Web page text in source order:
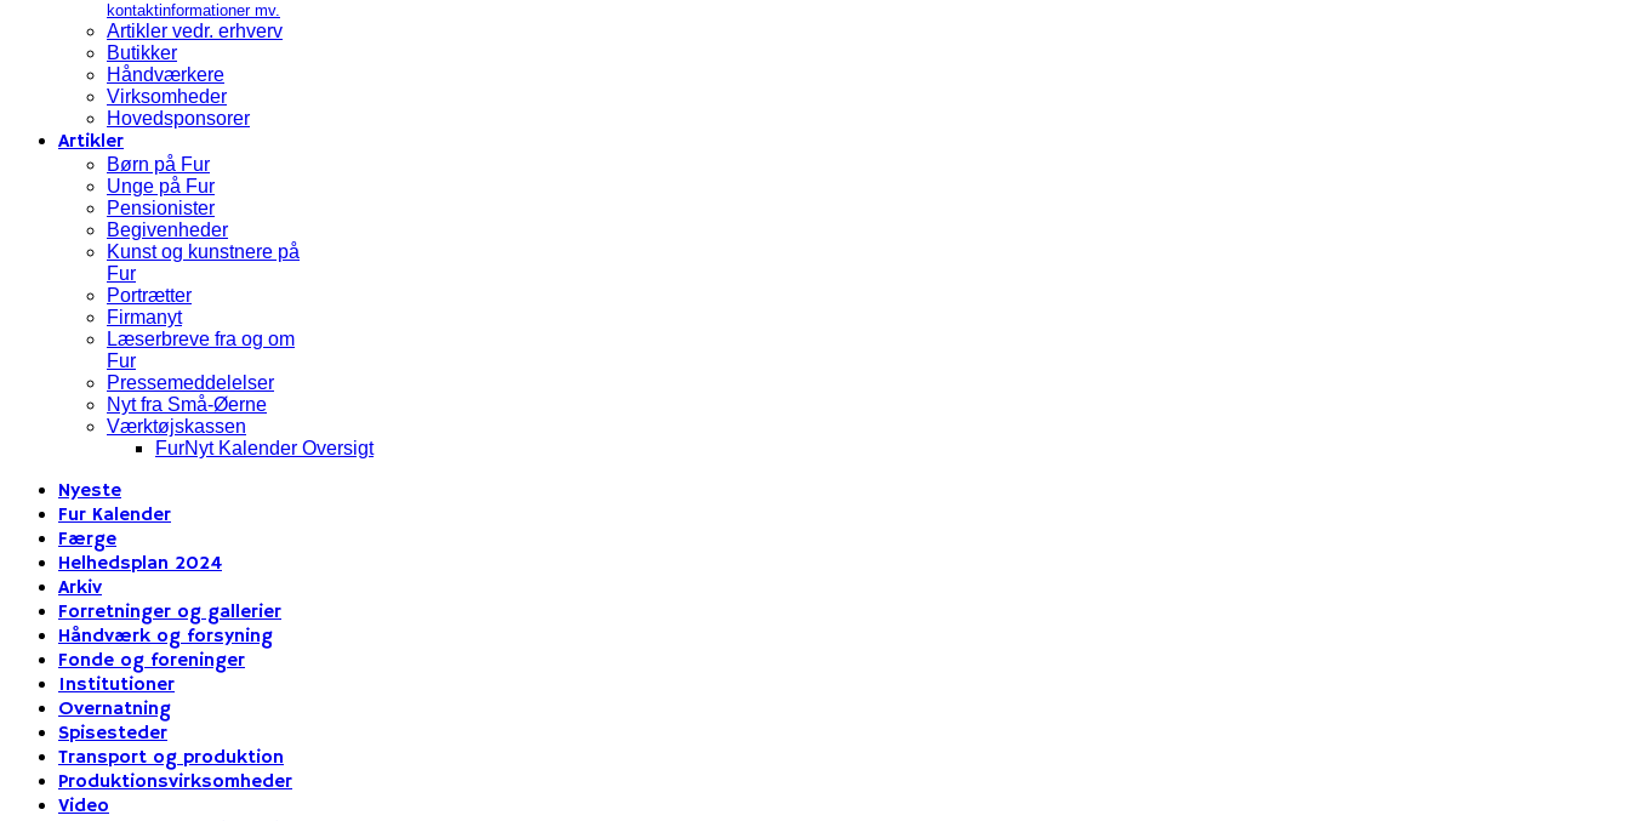
kontaktinformationer mv.
Artikler vedr. erhverv
Butikker
Håndværkere
Virksomheder
Hovedsponsorer
Artikler
Børn på Fur
Unge på Fur
Pensionister
Begivenheder
Kunst og kunstnere på
Fur
Portrætter
Firmanyt
Læserbreve fra og om
Fur
Pressemeddelelser
Nyt fra Små-Øerne
Værktøjskassen
FurNyt Kalender Oversigt
Nyeste
Fur Kalender
Færge
Helhedsplan 2024
Arkiv
Forretninger og gallerier
Håndværk og forsyning
Fonde og foreninger
Institutioner
Overnatning
Spisesteder
Transport og produktion
Produktionsvirksomheder
Video